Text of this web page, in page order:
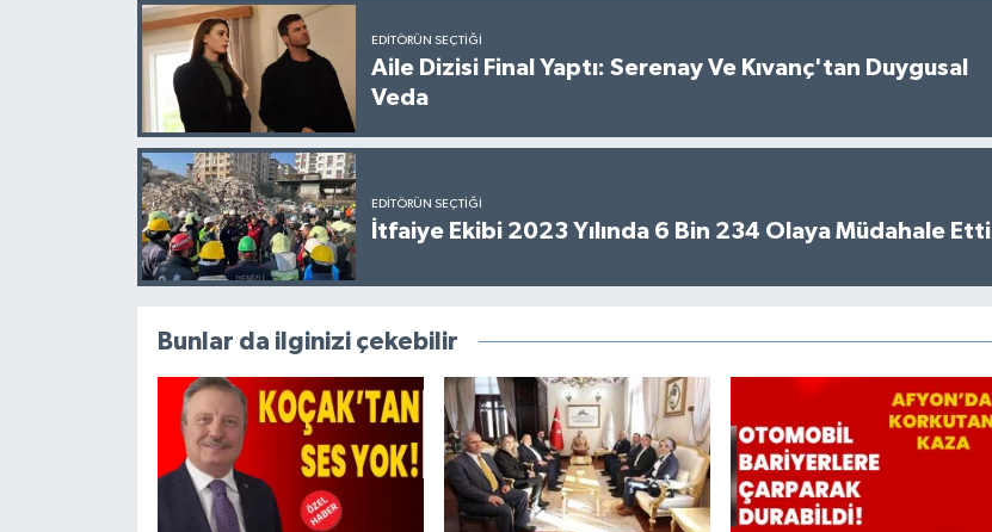
EDITÖRÜN SEÇTIĞI
Aile Dizisi Final Yaptı: Serenay Ve Kıvanç'tan Duygusal
Veda
EDITÖRÜN SEÇTIĞI
İtfaiye Ekibi 2023 Yılında 6 Bin 234 Olaya Müdahale Etti
Bunlar da ilginizi çekebilir